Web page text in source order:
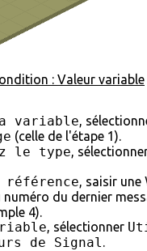
: Valeur variable
variable,
(celle de l'étape 1).
le type,
référence, saisir une
numéro du dernier
4).
, sélectionner
de Signal .